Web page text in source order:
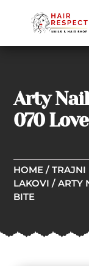
Arty
070
HOME /TRAJNI
LAKOVI / ARTY
BITE